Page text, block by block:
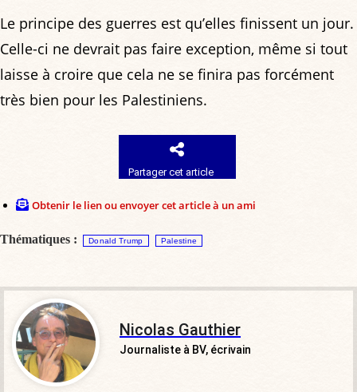
Le principe des guerres est qu’elles finissent un jour.
Celle-ci ne devrait pas faire exception, même si tout
laisse à croire que cela ne se finira pas forcément
très bien pour les Palestiniens.
Partager cet article
Obtenir le lien ou envoyer cet article à un ami
Thématiques : Donald Trump Palestine
Nicolas Gauthier
Journaliste à BV, écrivain